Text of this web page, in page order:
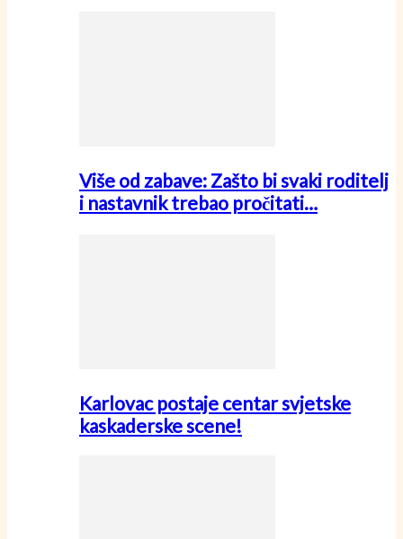
Više od zabave: Zašto bi svaki roditelj
i nastavnik trebao pročitati…
Karlovac postaje centar svjetske
kaskaderske scene!